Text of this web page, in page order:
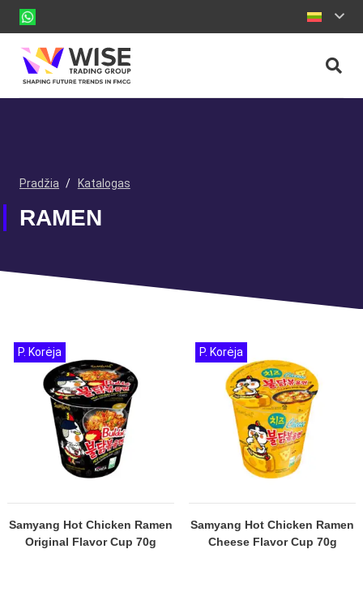
Pradžia / Katalogas
RAMEN
Samyang Hot Chicken Ramen
Original Flavor Cup 70g
P. Korėja
Samyang Hot Chicken Ramen
Cheese Flavor Cup 70g
P. Korėja